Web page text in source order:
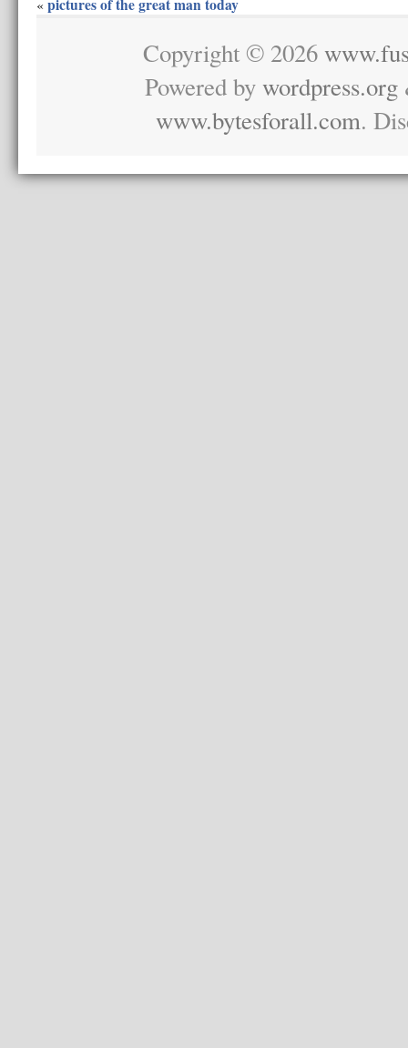
« pictures of the great man today
Copyright © 2026
Powered bywordpress.org
www.bytesforall.com.